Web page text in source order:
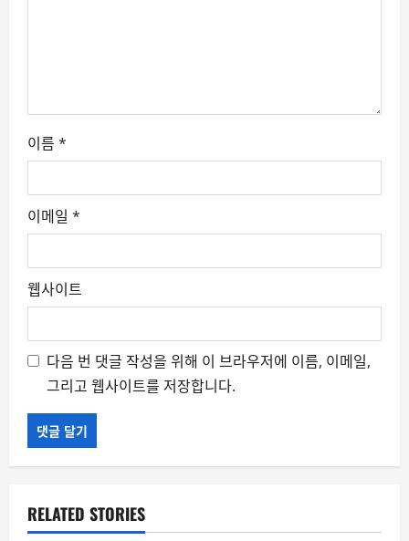
이름 *
이메일 *
웹사이트
다음 번 댓글 작성을 위해 이 브라우저에 이름, 이메일,
그리고 웹사이트를 저장합니다.
RELATED STORIES